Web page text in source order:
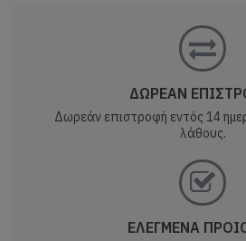
ΔΩΡΕΑΝ
Δωρεάν επιστροφή εντός 14
λάθους.
ΕΛΕΓΜΕΝΑ